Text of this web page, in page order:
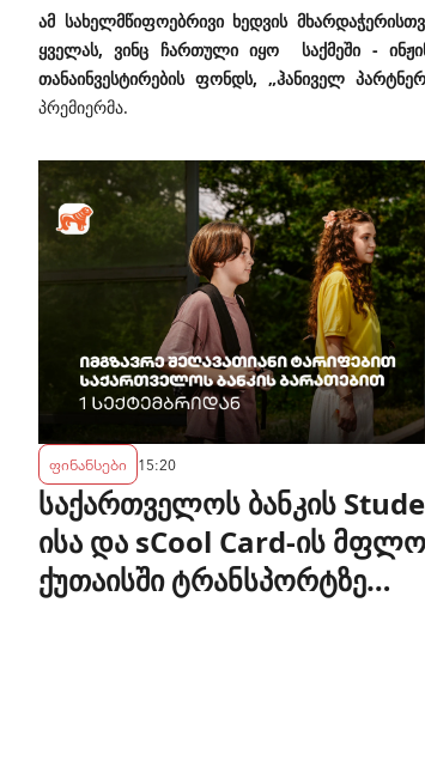
ამ სახელმწიფოებრივი ხედვის
ყველას, ვინც ჩართული იყო საქმეში -
თანაინვესტირების ფონდს, „ჰანიველ
პრემიერმა.
ფინანსები 15:20
საქართველოს ბანკის
ისა და sCool Card-ის
ქუთაისში ტრანსპორტზე